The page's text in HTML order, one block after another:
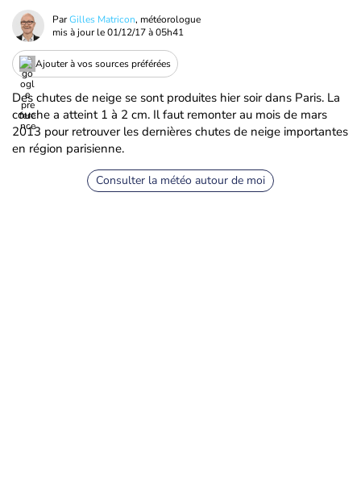
ParGilles Matricon, météorologue
mis à jour le01/12/17 à 05h41
Ajouter à vos sources préférées
Des chutes de neige se sont produites hier soir dans Paris. La
couche a atteint 1 à 2 cm. Il faut remonter au mois de mars
2013 pour retrouver les dernières chutes de neige importantes
en région parisienne.
Consulter la météo autour de moi